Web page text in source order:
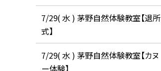
7/29( 水 ) 茅野自然体験教室【退所
式】
7/29( 水 ) 茅野自然体験教室【カヌ
ー体験】